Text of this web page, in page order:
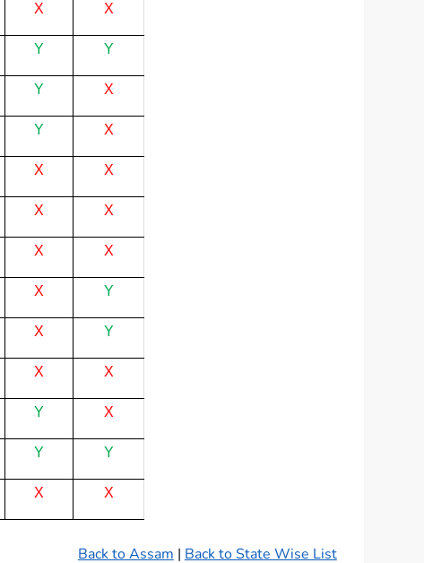
X X
Y Y
Y X
Y X
X X
X X
X X
X Y
X Y
X X
Y X
Y Y
X X
Back to Assam | Back to State Wise List